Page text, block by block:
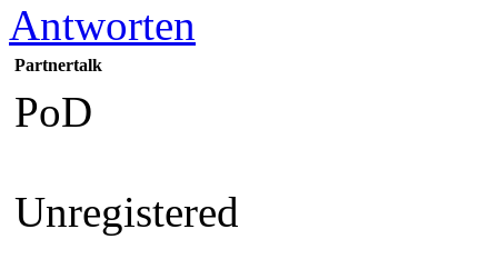
Antworten
Partnertalk
PoD
Unregistered